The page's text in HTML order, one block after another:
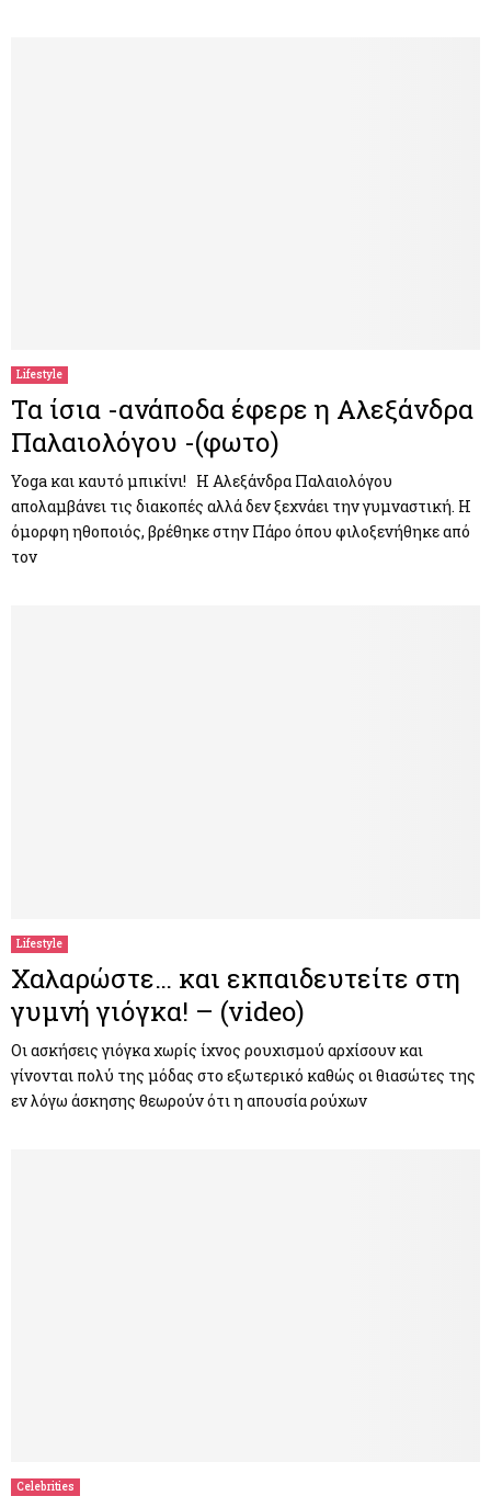
Lifestyle
Τα ίσια -ανάποδα έφερε η Αλεξάνδρα
Παλαιολόγου -(φωτο)
Yoga και καυτό μπικίνι! Η Αλεξάνδρα Παλαιολόγου
απολαμβάνει τις διακοπές αλλά δεν ξεχνάει την γυμναστική. Η
όμορφη ηθοποιός, βρέθηκε στην Πάρο όπου φιλοξενήθηκε από
τον
Lifestyle
Χαλαρώστε… και εκπαιδευτείτε στη
γυμνή γιόγκα! – (video)
Οι ασκήσεις γιόγκα χωρίς ίχνος ρουχισμού αρχίσουν και
γίνονται πολύ της μόδας στο εξωτερικό καθώς οι θιασώτες της
εν λόγω άσκησης θεωρούν ότι η απουσία ρούχων
Celebrities